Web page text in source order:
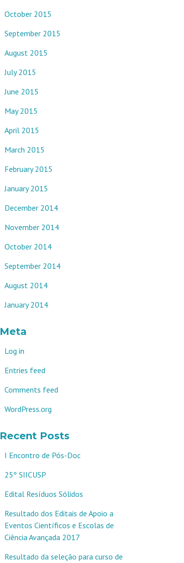
October 2015
September 2015
August 2015
July 2015
June 2015
May 2015
April 2015
March 2015
February 2015
January 2015
December 2014
November 2014
October 2014
September 2014
August 2014
January 2014
Meta
Log in
Entries feed
Comments feed
WordPress.org
Recent Posts
I Encontro de Pós-Doc
25º SIICUSP
Edital Resíduos Sólidos
Resultado dos Editais de Apoio a
Eventos Científicos e Escolas de
Ciência Avançada 2017
Resultado da seleção para curso de